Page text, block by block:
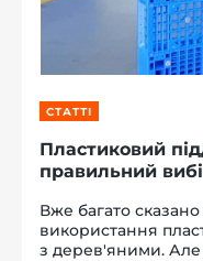
СТАТТІ
Пластиковий
правильний
Вже багато
використання
з дерев'яними.
поверх